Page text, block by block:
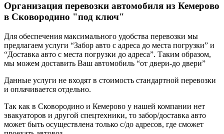
Организация перевозки автомобиля из Кемерово
в Сковородино "под ключ"
Для обеспечения максимального удобства перевозки мы
предлагаем услуги “Забор авто с адреса до места погрузки” и
“Доставка авто с места погрузки до адреса”. Таким образом,
мы можем доставить Ваш автомобиль “от двери-до двери”
Данные услуги не входят в стоимость стандартной перевозки
и оплачивается отдельно.
Так как в Сковородино и Кемерово у нашей компании нет
эвакуаторов и другой спецтехники, то забор/доставка авто
может быть осуществлена только с/до адресов, где сможет